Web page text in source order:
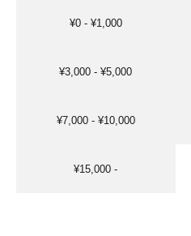
¥0 - ¥1,000
¥3,000 - ¥5,000
¥7,000 - ¥10,000
¥15,000 -